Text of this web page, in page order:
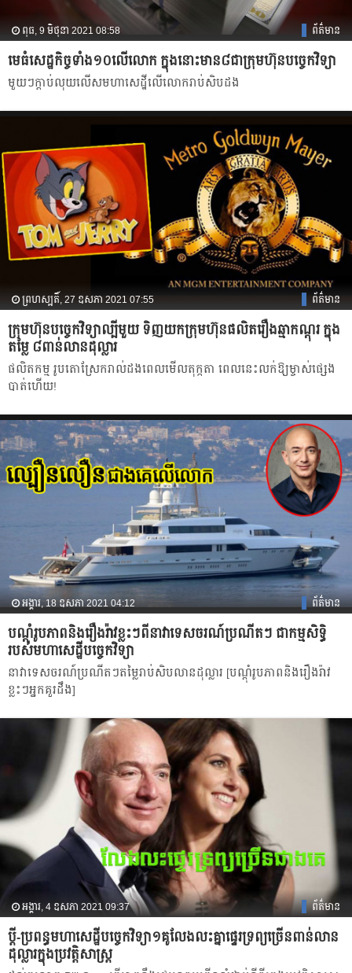
ពុធ, 9 មិថុនា 2021 08:58 ព័ត៌មាន
មេធំសេដ្ឋកិច្ចទាំង១០លើលោក ក្នុងនោះមាន៨ជាក្រុមហ៊ុនបច្ចេកវិទ្យា
មួយៗក្ដាប់លុយលើសមហាសេដ្ឋីលើលោករាប់សិបដង
ព្រហស្បតិ៍, 27 ឧសភា 2021 07:55 ព័ត៌មាន
ក្រុមហ៊ុនបច្ចេកវិទ្យាល្បីមួយ ទិញយកក្រុមហ៊ុនផលិតរឿងឆ្មាកណ្តុរ ក្នុង
តម្លៃ ៨ពាន់លានដុល្លារ
ផលិតកម្ម រូបតោស្រែករាល់ដងពេលមើលតុក្កតា ពេលនេះលក់ឱ្យម្ចាស់ផ្សេង
បាត់ហើយ!
អង្គារ, 18 ឧសភា 2021 04:12 ព័ត៌មាន
បណ្ដុំ​រូបភាពនិង​រឿងរ៉ាវ​ខ្លះៗពីនាវាទេសចរណ៍ប្រណីតៗ ជាកម្មសិទ្ធិ
របស់មហាសេដ្ឋីបច្ចេកវិទ្យា
នាវាទេសចរណ៍ប្រណីតៗតម្លៃរាប់សិបលានដុល្លារ [បណ្ដុំ​រូបភាពនិង​រឿងរ៉ាវ​
ខ្លះៗអ្នកគួរដឹង]
អង្គារ, 4 ឧសភា 2021 09:37 ព័ត៌មាន
ប្តី-​ប្រពន្ធ​មហា​សេដ្ឋី​បច្ចេកវិទ្យា​១គូ​លែង​លះ​គ្នា​ផ្ទេរ​ទ្រព្យ​ច្រើន​ពាន់​លាន​
ដុល្លារ​​ក្នុង​ប្រវត្តិសាស្រ្ត